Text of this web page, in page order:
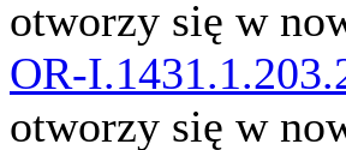
otworzy się w
OR-
otworzy się w